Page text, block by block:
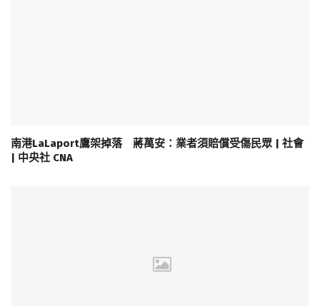
南港LaLaport鷹架掉落 蔣萬安：業者須賠償受傷民眾 | 社會
| 中央社 CNA